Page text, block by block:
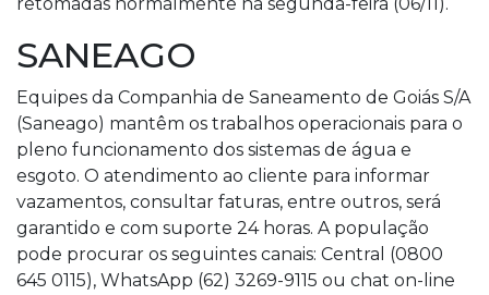
SANEAGO
Equipes da Companhia de Saneamento de Goiás S/A
(Saneago) mantêm os trabalhos operacionais para o
pleno funcionamento dos sistemas de água e
esgoto. O atendimento ao cliente para informar
vazamentos, consultar faturas, entre outros, será
garantido e com suporte 24 horas. A população
pode procurar os seguintes canais: Central (0800
645 0115), WhatsApp (62) 3269-9115 ou chat on-line